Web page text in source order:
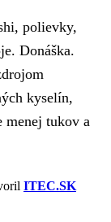
polievky,
Donáška.
kyselín,
menej tukov a
ITEC.SK